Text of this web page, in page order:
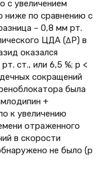
с увеличением
ниже по сравнению с
– 0,8 мм рт.
ЦДА (ΔР) в
оказался
ст., или 6,5 %; р <
сокращений
была
+
к увеличению
отраженного
в скорости
не было (р